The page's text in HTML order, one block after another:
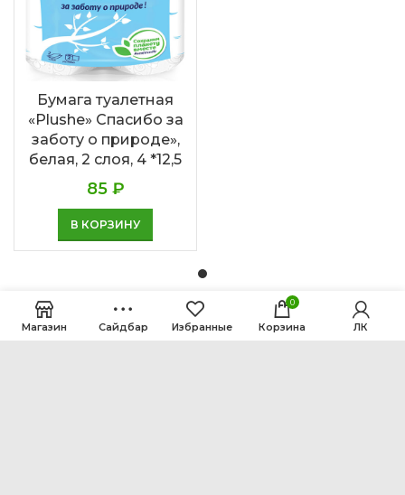
Бумага туалетная
«Plushe» Спасибо за
заботу о природе»,
белая, 2 слоя, 4 *12,5
85 ₽
В КОРЗИНУ
Магазин Сайдбар Избранные
0
Корзина ЛК